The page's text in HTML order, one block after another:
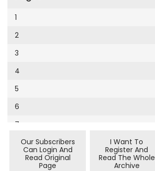
Cumhuriyet Sağlıklı Beslenme
Cumhuriyet Sokak
Cumhuriyet Spor
Cumhuriyet Strateji
Cumhuriyet Tarım
Cumhuriyet Yılbaşı
Çerçeve Eki
Dergi Eki
Ekonomi Eki
1994
9
10
11
12
13
14
15
16
1
2
3
4
5
6
7
Our Subscribers
Can Login And
Read Original
Page
I Want To
Register And
Read The Whole
Archive